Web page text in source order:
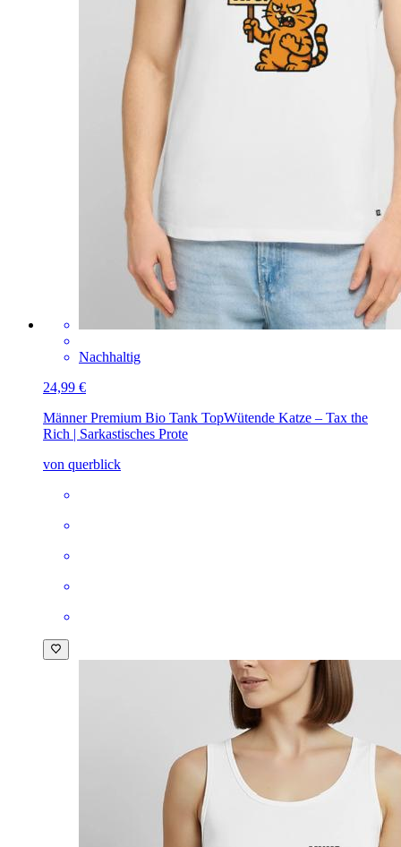
Nachhaltig
24,99 €
Männer Premium Bio Tank TopWütende Katze – Tax the
Rich | Sarkastisches Prote
von querblick